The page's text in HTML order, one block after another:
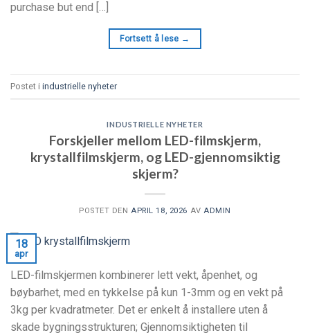
purchase but end […]
Fortsett å lese →
Postet i industrielle nyheter
INDUSTRIELLE NYHETER
Forskjeller mellom LED-filmskjerm,
krystallfilmskjerm, og LED-gjennomsiktig
skjerm?
POSTET DENAPRIL 18, 2026 AVADMIN
18
apr
LED-filmskjermen kombinerer lett vekt, åpenhet, og
bøybarhet, med en tykkelse på kun 1-3mm og en vekt på
3kg per kvadratmeter. Det er enkelt å installere uten å
skade bygningsstrukturen; Gjennomsiktigheten til